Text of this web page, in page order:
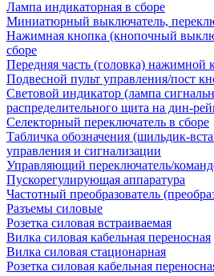
Лампа индикаторная в сборе
Миниатюрный выключатель,
Нажимная кнопка (кнопочный
сборе
Передняя часть (головка) нажимной
Подвесной пульт управления/пост
Световой индикатор (лампа
распределительного щита на дин-
Селекторный переключатель в сборе
Табличка обозначения (шильдик-
управления и сигнализации
Управляющий переключатель/
Пускорегулирующая аппаратура
Частотный преобразователь
Разъемы силовые
Розетка силовая встраиваемая
Вилка силовая кабельная переносная
Вилка силовая стационарная
Розетка силовая кабельная